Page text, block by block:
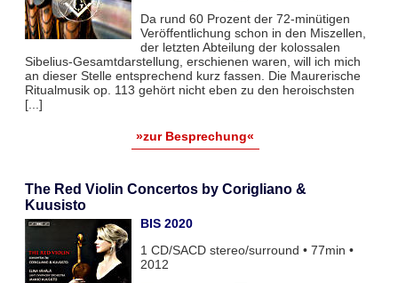
Da rund 60 Prozent der 72-minütigen
Veröffentlichung schon in den Miszellen,
der letzten Abteilung der kolossalen
Sibelius-Gesamtdarstellung, erschienen waren, will ich mich
an dieser Stelle entsprechend kurz fassen. Die Maurerische
Ritualmusik op. 113 gehört nicht eben zu den heroischsten
[...]
»zur Besprechung«
The Red Violin Concertos by Corigliano &
Kuusisto
BIS 2020
1 CD/SACD stereo/surround • 77min •
2012